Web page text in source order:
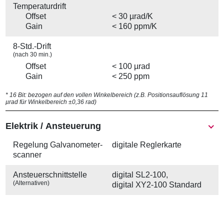
Temperaturdrift
Offset
< 30 µrad/K
Gain
< 160 ppm/K
8-Std.-Drift
(nach 30 min.)
Offset
< 100 µrad
Gain
< 250 ppm
* 16 Bit: bezogen auf den vollen Winkelbereich (z.B. Positionsauflösung 11
µrad für Winkelbereich ±0,36 rad)
Elektrik / Ansteuerung
Regelung Galvanometer­
scanner
digitale Reglerkarte
Ansteuer­schnittstelle
(Alternativen)
digital SL2-100,
digital XY2-100 Standard